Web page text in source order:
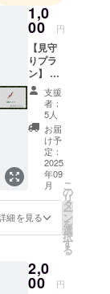
1,0
00 円
【見守
りプラ
ン】 お
礼メッ
セージ
(メール)
支援
者：
5人
お届
け予
定：
2025
年09
月
細を見る
こ
の
リ
タ
ー
ン
を
選
択
す
る
2,0
00 円